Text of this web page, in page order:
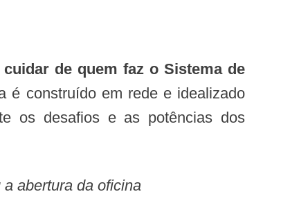
cuidar de quem faz o Sistema de
é construído em rede e idealizado
os desafios e as potências dos
a abertura da oficina